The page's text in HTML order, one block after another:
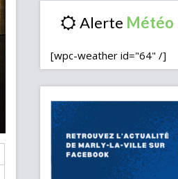
Alerte
[wpc-weather id="64" /]